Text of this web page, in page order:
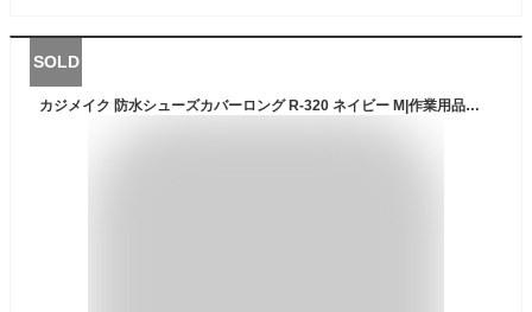
SOLD
カジメイク 防水シューズカバーロング R-320 ネイビー M|作業用品・衣料 作業小物 脚カバー